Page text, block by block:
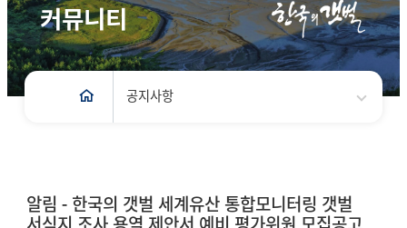
커뮤니티
공지사항
알림 - 한국의 갯벌 세계유산 통합모니터링 갯벌